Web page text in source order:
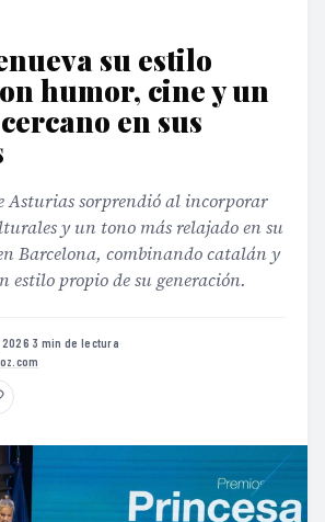
su estilo
humor, cine y un
en sus
Asturias sorprendió al incorporar
y un tono más relajado en su
Barcelona, combinando catalán y
estilo propio de su generación.
2026·3 min de lectura·